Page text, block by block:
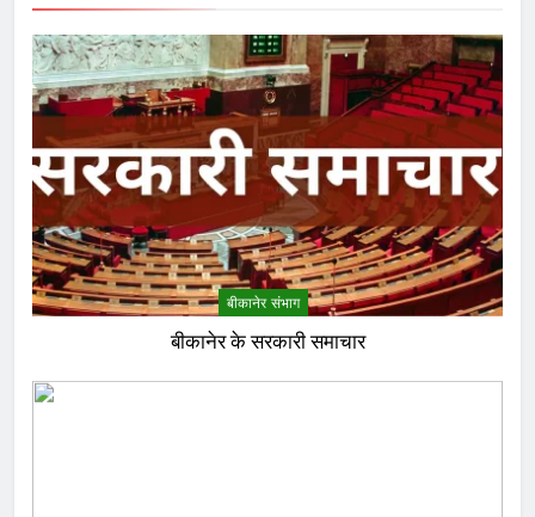
बीकानेर संभाग
बीकानेर के सरकारी समाचार